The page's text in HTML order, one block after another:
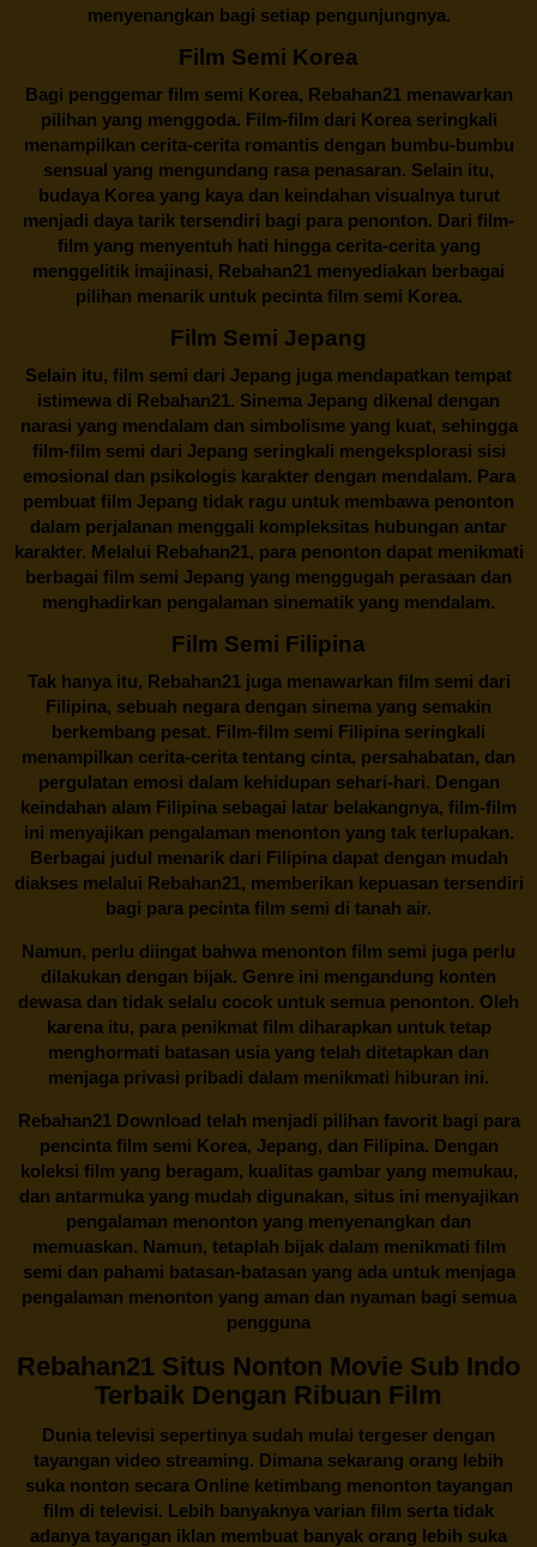
menyenangkan bagi setiap pengunjungnya.
Film Semi Korea
Bagi penggemar film semi Korea, Rebahan21menawarkan
pilihan yang menggoda. Film-film dari Korea seringkali
menampilkan cerita-cerita romantis dengan bumbu-bumbu
sensual yang mengundang rasa penasaran. Selain itu,
budaya Korea yang kaya dan keindahan visualnya turut
menjadi daya tarik tersendiri bagi para penonton. Dari film-
film yang menyentuh hati hingga cerita-cerita yang
menggelitik imajinasi, Rebahan21 menyediakan berbagai
pilihan menarik untuk pecinta film semi Korea.
Film Semi Jepang
Selain itu, film semi dari Jepang juga mendapatkan tempat
istimewa di Rebahan21. Sinema Jepang dikenal dengan
narasi yang mendalam dan simbolisme yang kuat, sehingga
film-film semi dari Jepang seringkali mengeksplorasi sisi
emosional dan psikologis karakter dengan mendalam. Para
pembuat film Jepang tidak ragu untuk membawa penonton
dalam perjalanan menggali kompleksitas hubungan antar
karakter. Melalui Rebahan21, para penonton dapat menikmati
berbagai film semi Jepang yang menggugah perasaan dan
menghadirkan pengalaman sinematik yang mendalam.
Film Semi Filipina
Tak hanya itu, Rebahan21juga menawarkan film semi dari
Filipina, sebuah negara dengan sinema yang semakin
berkembang pesat. Film-film semi Filipina seringkali
menampilkan cerita-cerita tentang cinta, persahabatan, dan
pergulatan emosi dalam kehidupan sehari-hari. Dengan
keindahan alam Filipina sebagai latar belakangnya, film-film
ini menyajikan pengalaman menonton yang tak terlupakan.
Berbagai judul menarik dari Filipina dapat dengan mudah
diakses melalui Rebahan21, memberikan kepuasan tersendiri
bagi para pecinta film semi di tanah air.
Namun, perlu diingat bahwa menonton film semi juga perlu
dilakukan dengan bijak. Genre ini mengandung konten
dewasa dan tidak selalu cocok untuk semua penonton. Oleh
karena itu, para penikmat film diharapkan untuk tetap
menghormati batasan usia yang telah ditetapkan dan
menjaga privasi pribadi dalam menikmati hiburan ini.
Rebahan21Download telah menjadi pilihan favorit bagi para
pencinta film semi Korea, Jepang, dan Filipina. Dengan
koleksi film yang beragam, kualitas gambar yang memukau,
dan antarmuka yang mudah digunakan, situs ini menyajikan
pengalaman menonton yang menyenangkan dan
memuaskan. Namun, tetaplah bijak dalam menikmati film
semi dan pahami batasan-batasan yang ada untuk menjaga
pengalaman menonton yang aman dan nyaman bagi semua
pengguna
Rebahan21 Situs Nonton Movie Sub Indo
Terbaik Dengan Ribuan Film
Dunia televisi sepertinya sudah mulai tergeser dengan
tayangan video streaming. Dimana sekarang orang lebih
suka nonton secara Online ketimbang menonton tayangan
film di televisi. Lebih banyaknya varian film serta tidak
adanya tayangan iklan membuat banyak orang lebih suka